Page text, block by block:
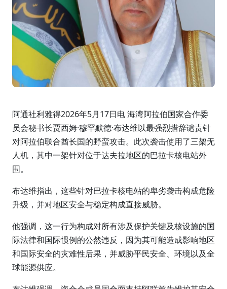
阿通社利雅得2026年5月17日电 海湾阿拉伯国家合作委
员会秘书长贾西姆·穆罕默德·布达维以最强烈措辞谴责针
对阿拉伯联合酋长国的野蛮攻击。此次袭击使用了三架无
人机，其中一架针对位于达夫拉地区的巴拉卡核电站外
围。
布达维指出，这些针对巴拉卡核电站的卑劣袭击构成危险
升级，并对地区安全与稳定构成直接威胁。
他强调，这一行为构成对所有涉及保护关键及核设施的国
际法律和国际惯例的公然违反，因为其可能造成影响地区
和国际安全的灾难性后果，并威胁平民安全、环境以及全
球能源供应。